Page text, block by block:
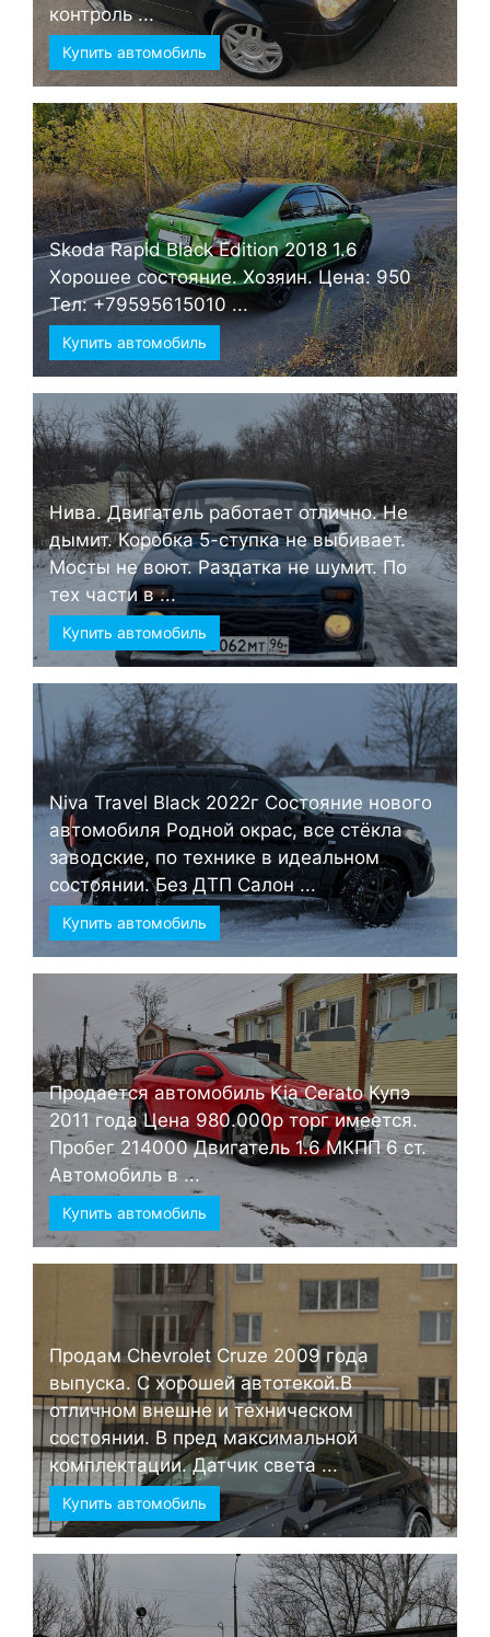
контроль ...
Купить автомобиль
Skoda Rapid Black Edition 2018 1.6
Хорошее состояние. Хозяин. Цена: 950
Тел: +79595615010 ...
Купить автомобиль
Нива. Двигатель работает отлично. Не
дымит. Коробка 5-ступка не выбивает.
Мосты не воют. Раздатка не шумит. По
тех части в ...
Купить автомобиль
Niva Travel Black 2022г Состояние нового
автомобиля Родной окрас, все стёкла
заводские, по технике в идеальном
состоянии. Без ДТП Салон ...
Купить автомобиль
Продается автомобиль Kia Cerato Купэ
2011 года Цена 980.000р торг имеется.
Пробег 214000 Двигатель 1.6 МКПП 6 ст.
Автомобиль в ...
Купить автомобиль
Продам Chevrolet Cruze 2009 года
выпуска. С хорошей автотекой.В
отличном внешне и техническом
состоянии. В пред максимальной
комплектации. Датчик света ...
Купить автомобиль